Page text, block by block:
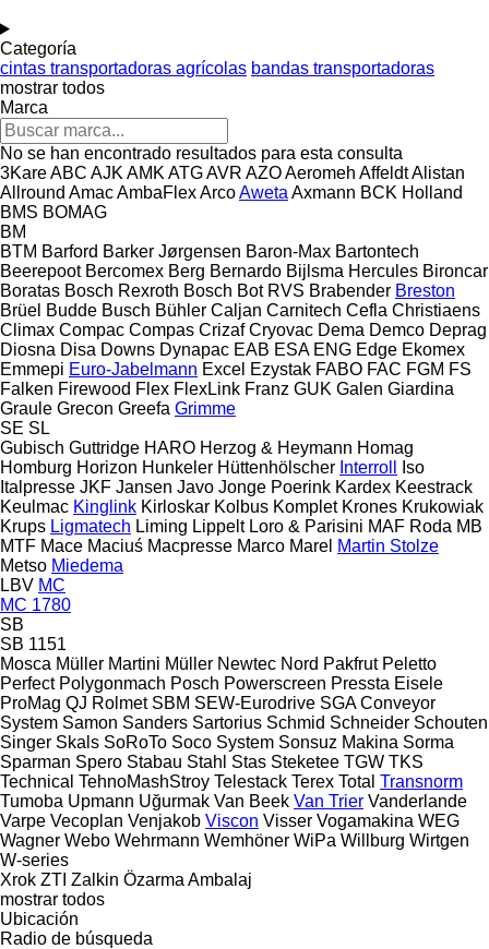
Categoría
cintas transportadoras agrícolas bandas transportadoras
mostrar todos
Marca
No se han encontrado resultados para esta consulta
3KareABC AJK AMK ATGAVR AZOAeromeh AffeldtAlistan
Allround AmacAmbaFlexArcoAweta Axmann BCK Holland
BMS BOMAG
BM
BTM Barford Barker Jørgensen Baron-Max Bartontech
Beerepoot Bercomex Berg Bernardo Bijlsma Hercules Bironcar
Boratas Bosch Rexroth Bosch Bot RVS Brabender Breston
Brüel Budde Busch Bühler Caljan Carnitech Cefla Christiaens
Climax Compac Compas Crizaf Cryovac Dema Demco Deprag
Diosna Disa Downs Dynapac EAB ESA ENG Edge Ekomex
Emmepi Euro-Jabelmann Excel Ezystak FABO FAC FGM FS
Falken Firewood Flex FlexLink Franz GUK Galen Giardina
Graule Grecon Greefa Grimme
SE SL
Gubisch Guttridge HARO Herzog & Heymann Homag
Homburg Horizon Hunkeler Hüttenhölscher Interroll
Iso
Italpresse JKF Jansen Javo Jonge Poerink Kardex Keestrack
Keulmac Kinglink Kirloskar Kolbus Komplet Krones Krukowiak
Krups Ligmatech Liming Lippelt Loro & Parisini MAF Roda MB
MTF Mace Maciuś Macpresse Marco Marel Martin Stolze
Metso Miedema
LBV MC
MC 1780
SB
SB 1151
Mosca Müller Martini Müller Newtec Nord Pakfrut Peletto
Perfect Polygonmach Posch Powerscreen Pressta Eisele
ProMag QJ Rolmet SBM SEW-Eurodrive SGA Conveyor
System Samon Sanders Sartorius Schmid Schneider Schouten
Singer Skals SoRoTo Soco System Sonsuz Makina Sorma
Sparman Spero Stabau Stahl Stas Steketee TGW TKS
Technical TehnoMashStroy Telestack Terex Total Transnorm
Tumoba Upmann Uğurmak Van Beek Van Trier Vanderlande
Varpe Vecoplan Venjakob Viscon Visser Vogamakina WEG
Wagner Webo Wehrmann Wemhöner WiPa Willburg Wirtgen
W-series
Xrok ZTI Zalkin Özarma Ambalaj
mostrar todos
Ubicación
Radio de búsqueda